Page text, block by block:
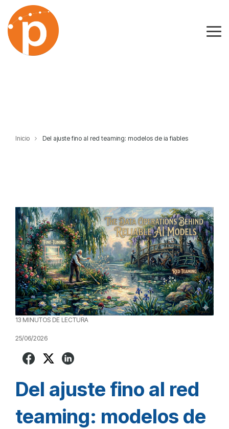
the
main
content.
Inicio Del ajuste fino al red teaming: modelos de ia fiables
13 MINUTOS DE LECTURA
25/06/2026
Del ajuste fino al red
teaming: modelos de